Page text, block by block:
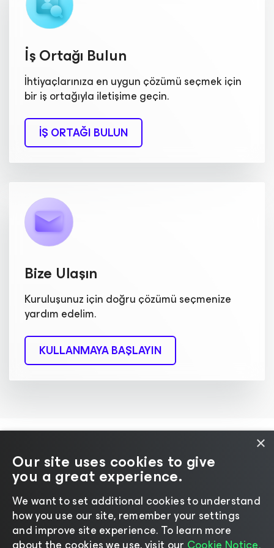
İş Ortağı Bulun
İhtiyaçlarınıza en uygun çözümü seçmek için
bir iş ortağıyla iletişime geçin.
İŞ ORTAĞI BULUN
Bize Ulaşın
Kuruluşunuz için doğru çözümü seçmenize
yardım edelim.
KULLANMAYA BAŞLAYIN
©2026 Veeam® Software | Gizlilik Bildirimi
Çerez Bildirimi | Yasal | Lisanslama Politikası
Dil seçin
×
Our site uses cookies to give
you a great experience.
We want to set additional cookies to understand
how you use our site, remember your settings
and improve site experience. ​To learn more